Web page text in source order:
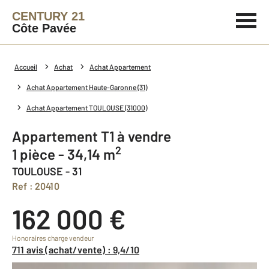
CENTURY 21
Côte Pavée
Accueil Achat Achat Appartement
Achat Appartement Haute-Garonne (31)
Achat Appartement TOULOUSE (31000)
Appartement T1 à vendre
1 pièce - 34,14 m2
TOULOUSE - 31
Ref : 20410
162 000 €
Honoraires charge vendeur
711 avis (achat/vente) : 9,4/10